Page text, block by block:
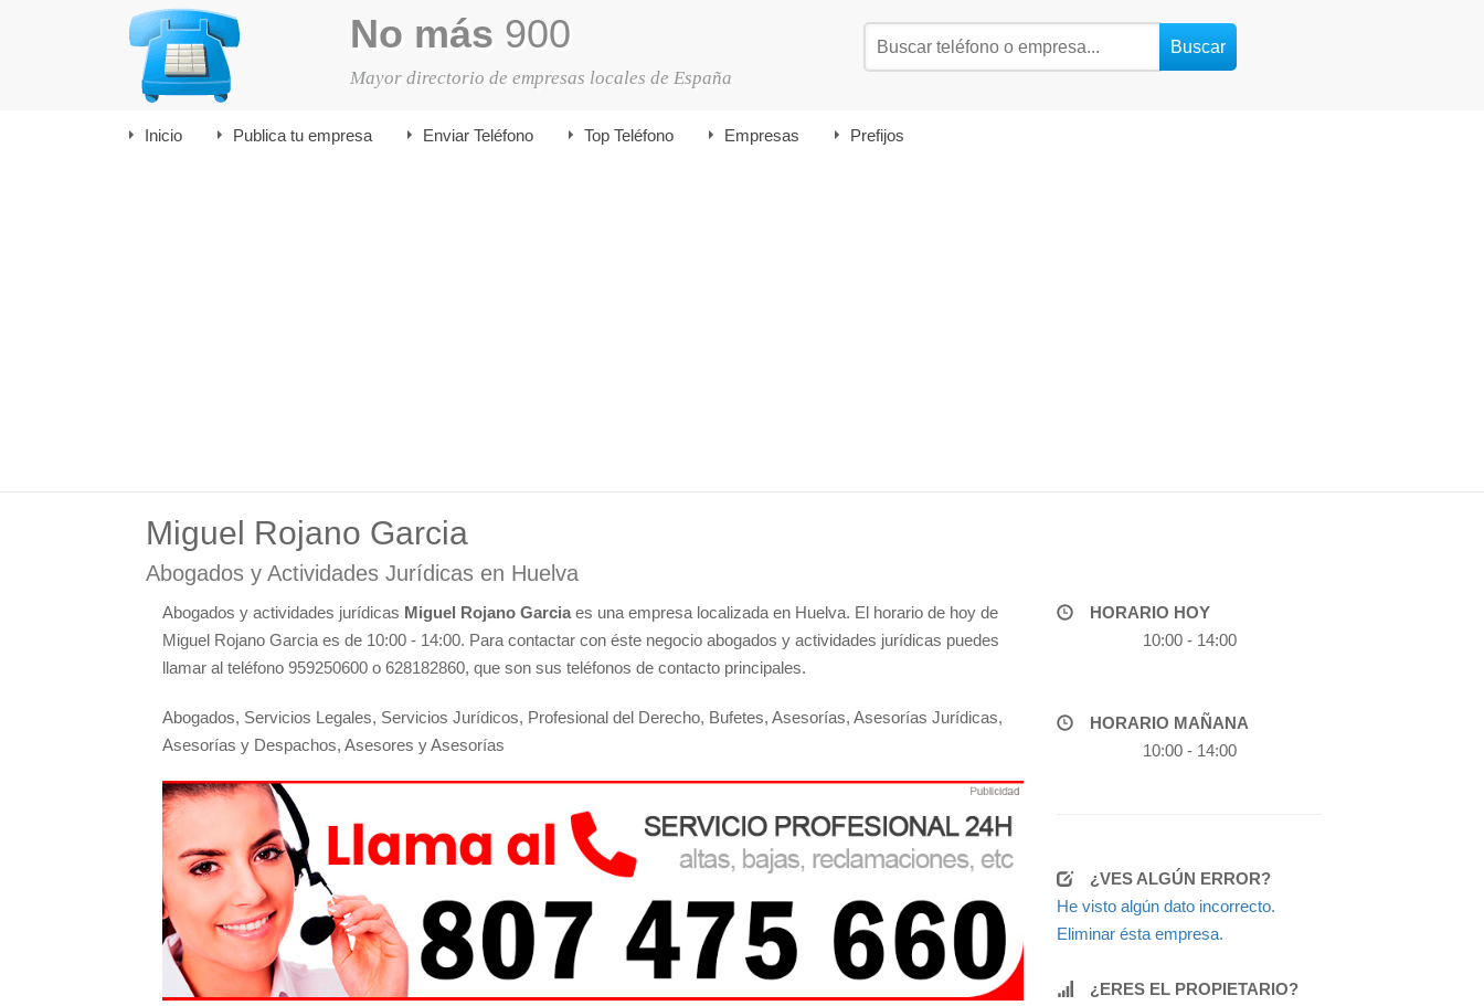
No más 900
Mayor directorio de empresas locales de España
Inicio Publica tu empresa Enviar Teléfono Top Teléfono Empresas Prefijos
Miguel Rojano Garcia
Abogados y Actividades Jurídicas en Huelva
Abogados y actividades jurídicas Miguel Rojano Garcia es una empresa localizada en Huelva. El horario de hoy de
Miguel Rojano Garcia es de 10:00 - 14:00. Para contactar con éste negocio abogados y actividades jurídicas puedes
llamar al teléfono 959250600 o 628182860, que son sus teléfonos de contacto principales.
Abogados, Servicios Legales, Servicios Jurídicos, Profesional del Derecho, Bufetes, Asesorías, Asesorías Jurídicas,
Asesorías y Despachos, Asesores y Asesorías
HORARIO HOY
10:00 - 14:00
HORARIO MAÑANA
10:00 - 14:00
¿VES ALGÚN ERROR?
He visto algún dato incorrecto.
Eliminar ésta empresa.
¿ERES EL PROPIETARIO?